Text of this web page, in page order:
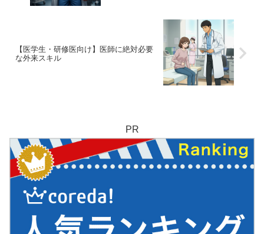
【医学生・研修医向け】医師に絶対必要
な外来スキル
PR